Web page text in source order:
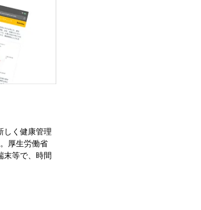
しく健康管理
厚生労働省
末等で、時間